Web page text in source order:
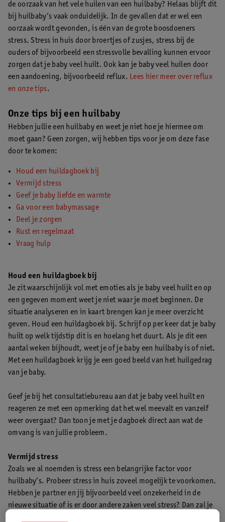
de oorzaak van het vele huilen van een huilbaby? Helaas blijft dit
bij huilbaby’s vaak onduidelijk. In de gevallen dat er wel een
oorzaak wordt gevonden, is één van de grote boosdoeners
stress. Stress in huis door broertjes of zusjes, stress bij de
ouders of bijvoorbeeld een stressvolle bevalling kunnen ervoor
zorgen dat je baby veel huilt. Ook kan je baby veel huilen door
een aandoening, bijvoorbeeld reflux. Lees hier meer over reflux
en onze tips.
Onze tips bij een huilbaby
Hebben jullie een huilbaby en weet je niet hoe je hiermee om
moet gaan? Geen zorgen, wij hebben tips voor je om deze fase
door te komen:
Houd een huildagboek bij
Vermijd stress
Geef je baby liefde en warmte
Ga voor een babymassage
Deel je zorgen
Rust en regelmaat
Vraag hulp
Houd een huildagboek bij
Je zit waarschijnlijk vol met emoties als je baby veel huilt en op
een gegeven moment weet je niet waar je moet beginnen. De
situatie analyseren en in kaart brengen kan je meer overzicht
geven. Houd een huildagboek bij. Schrijf op per keer dat je baby
huilt op welk tijdstip dit is en hoelang het duurt. Als je dit een
aantal weken bijhoudt, weet je of je baby een huilbaby is of niet.
Met een huildagboek krijg je een goed beeld van het huilgedrag
van je baby.
Geef je bij het consultatiebureau aan dat je baby veel huilt en
reageren ze met een opmerking dat het wel meevalt en vanzelf
weer overgaat? Dan toon je met je dagboek direct aan wat de
omvang is van jullie probleem.
Vermijd stress
Zoals we al noemden is stress een belangrijke factor voor
huilbaby’s. Probeer stress in huis zoveel mogelijk te voorkomen.
Hebben je partner en jij bijvoorbeeld veel onzekerheid in de
nieuwe situatie of is er door andere zaken veel stress? Dan zal je